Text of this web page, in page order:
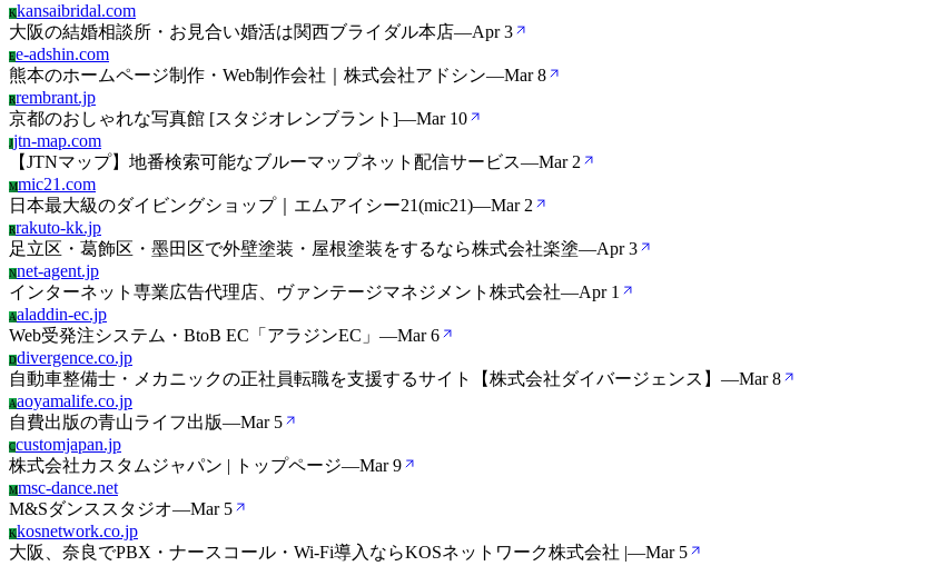
Kkansaibridal.com
大阪の結婚相談所・お見合い婚活は関西ブライダル本店—Apr 3
Ee-adshin.com
熊本のホームページ制作・Web制作会社｜株式会社アドシン—Mar 8
Rrembrant.jp
京都のおしゃれな写真館 [スタジオレンブラント]—Mar 10
Jjtn-map.com
【JTNマップ】地番検索可能なブルーマップネット配信サービス—Mar 2
Mmic21.com
日本最大級のダイビングショップ｜エムアイシー21(mic21)—Mar 2
Rrakuto-kk.jp
足立区・葛飾区・墨田区で外壁塗装・屋根塗装をするなら株式会社楽塗—Apr 3
Nnet-agent.jp
インターネット専業広告代理店、ヴァンテージマネジメント株式会社—Apr 1
Aaladdin-ec.jp
Web受発注システム・BtoB EC「アラジンEC」 —Mar 6
Ddivergence.co.jp
自動車整備士・メカニックの正社員転職を支援するサイト【株式会社ダイバージェンス】 —Mar 8
Aaoyamalife.co.jp
自費出版の青山ライフ出版—Mar 5
Ccustomjapan.jp
株式会社カスタムジャパン | トップページ—Mar 9
Mmsc-dance.net
M&Sダンススタジオ—Mar 5
Kkosnetwork.co.jp
大阪、奈良でPBX・ナースコール・Wi-Fi導入ならKOSネットワーク株式会社 |—Mar 5